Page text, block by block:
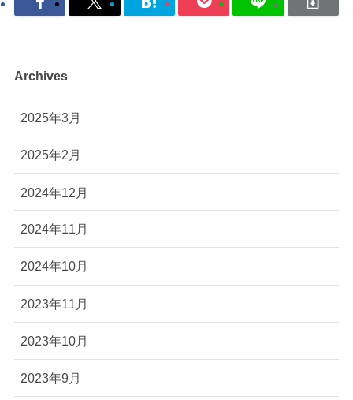
Archives
2025年3月
2025年2月
2024年12月
2024年11月
2024年10月
2023年11月
2023年10月
2023年9月